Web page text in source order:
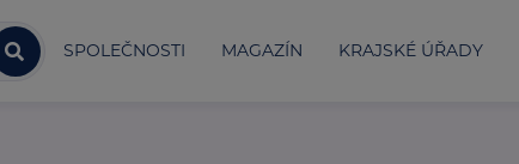
SPOLEČNOSTI MAGAZÍN KRAJSKÉ ÚŘADY